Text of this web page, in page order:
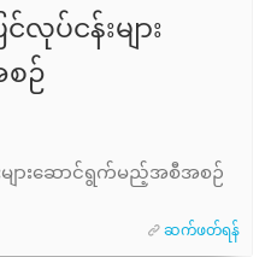
ပ်ငန်းများ
ဉ်
ျားဆောင်ရွက်မည့်အစီအစဉ်
ဆက်ဖတ်ရန်